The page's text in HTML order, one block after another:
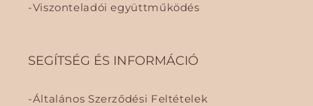
Viszonteladói együttműködés
SEGÍTSÉG ÉS INFORMÁCIÓ
Általános Szerződési Feltételek